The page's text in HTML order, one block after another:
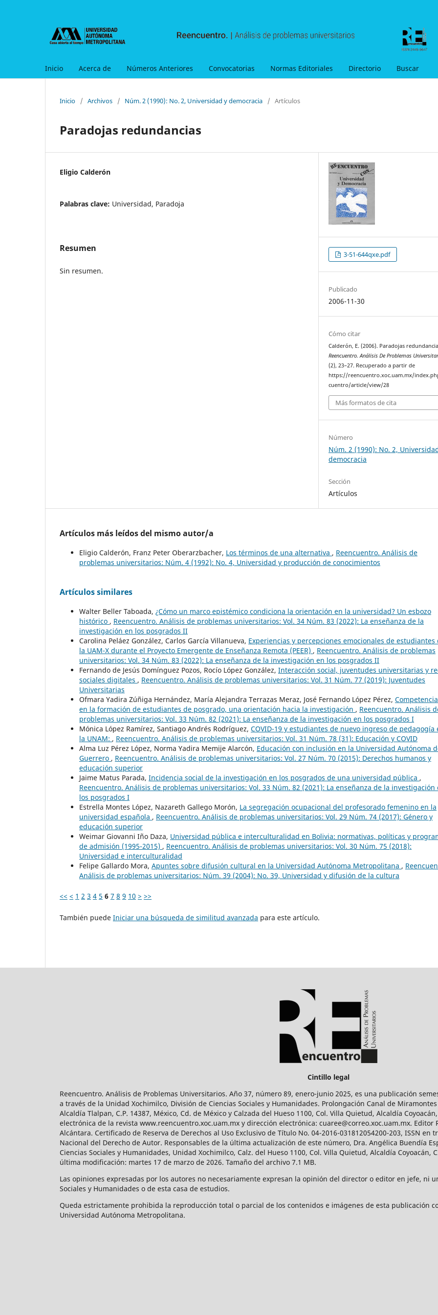
Inicio Acerca de Números Anteriores Convocatorias Normas Editoriales Directorio Buscar
Inicio / Archivos / Núm. 2 (1990): No. 2, Universidad y democracia / Artículos
Paradojas redundancias
Eligio Calderón
Palabras clave: Universidad, Paradoja
Resumen
Sin resumen.
3-51-644qxe.pdf
Publicado
2006-11-30
Cómo citar
Calderón, E. (2006). Paradojas
Reencuentro. Análisis De Problemas
(2), 23–27. Recuperado a partir de
https://reencuentro.xoc.uam.mx/
cuentro/article/view/28
Más formatos de cita
Número
Núm. 2 (1990): No. 2,
democracia
Sección
Artículos
Artículos más leídos del mismo autor/a
Eligio Calderón, Franz Peter Oberarzbacher, Los términos de una alternativa , Reencuentro. Análisis de
problemas universitarios: Núm. 4 (1992): No. 4, Universidad y producción de conocimientos
Artículos similares
Walter Beller Taboada, ¿Cómo un marco epistémico condiciona la orientación en la universidad? Un esbozo
histórico , Reencuentro. Análisis de problemas universitarios: Vol. 34 Núm. 83 (2022): La enseñanza de la
investigación en los posgrados II
Carolina Peláez González, Carlos García Villanueva, Experiencias y percepciones emocionales de estudiantes
la UAM-X durante el Proyecto Emergente de Enseñanza Remota (PEER) , Reencuentro. Análisis de problemas
universitarios: Vol. 34 Núm. 83 (2022): La enseñanza de la investigación en los posgrados II
Fernando de Jesús Domínguez Pozos, Rocío López González, Interacción social, juventudes universitarias y
sociales digitales , Reencuentro. Análisis de problemas universitarios: Vol. 31 Núm. 77 (2019): Juventudes
Universitarias
Ofmara Yadira Zúñiga Hernández, María Alejandra Terrazas Meraz, José Fernando López Pérez,
en la formación de estudiantes de posgrado, una orientación hacia la investigación , Reencuentro. Análisis
problemas universitarios: Vol. 33 Núm. 82 (2021): La enseñanza de la investigación en los posgrados I
Mónica López Ramírez, Santiago Andrés Rodríguez, COVID-19 y estudiantes de nuevo ingreso de pedagogía
la UNAM: , Reencuentro. Análisis de problemas universitarios: Vol. 31 Núm. 78 (31): Educación y COVID
Alma Luz Pérez López, Norma Yadira Memije Alarcón, Educación con inclusión en la Universidad Autónoma
Guerrero , Reencuentro. Análisis de problemas universitarios: Vol. 27 Núm. 70 (2015): Derechos humanos y
educación superior
Jaime Matus Parada, Incidencia social de la investigación en los posgrados de una universidad pública ,
Reencuentro. Análisis de problemas universitarios: Vol. 33 Núm. 82 (2021): La enseñanza de la investigación
los posgrados I
Estrella Montes López, Nazareth Gallego Morón, La segregación ocupacional del profesorado femenino en la
universidad española , Reencuentro. Análisis de problemas universitarios: Vol. 29 Núm. 74 (2017): Género y
educación superior
Weimar Giovanni Iño Daza, Universidad pública e interculturalidad en Bolivia: normativas, políticas y
de admisión (1995-2015) , Reencuentro. Análisis de problemas universitarios: Vol. 30 Núm. 75 (2018):
Universidad e interculturalidad
Felipe Gallardo Mora, Apuntes sobre difusión cultural en la Universidad Autónoma Metropolitana ,
Análisis de problemas universitarios: Núm. 39 (2004): No. 39, Universidad y difusión de la cultura
<< < 1 2 3 4 5 6 7 8 9 10 > >>
También puede Iniciar una búsqueda de similitud avanzada para este artículo.
Cintillo legal
Reencuentro. Análisis de Problemas Universitarios. Año 37, número 89, enero-junio 2025, es una publicación
a través de la Unidad Xochimilco, División de Ciencias Sociales y Humanidades. Prolongación Canal de Miramontes
Alcaldía Tlalpan, C.P. 14387, México, Cd. de México y Calzada del Hueso 1100, Col. Villa Quietud, Alcaldía
electrónica de la revista www.reencuentro.xoc.uam.mx y dirección electrónica: cuaree@correo.xoc.uam.mx. Editor
Alcántara. Certificado de Reserva de Derechos al Uso Exclusivo de Título No. 04-2016-031812054200-203, ISSN
Nacional del Derecho de Autor. Responsables de la última actualización de este número, Dra. Angélica Buendía
Ciencias Sociales y Humanidades, Unidad Xochimilco, Calz. del Hueso 1100, Col. Villa Quietud, Alcaldía Coyoacán,
última modificación: martes 17 de marzo de 2026. Tamaño del archivo 7.1 MB.
Las opiniones expresadas por los autores no necesariamente expresan la opinión del director o editor en jefe, ni
Sociales y Humanidades o de esta casa de estudios.
Queda estrictamente prohibida la reproducción total o parcial de los contenidos e imágenes de esta publicación
Universidad Autónoma Metropolitana.